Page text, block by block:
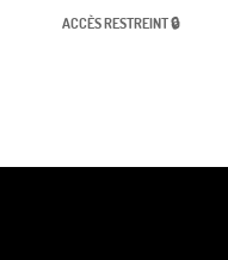
ACCÈS RESTREINT 🔒